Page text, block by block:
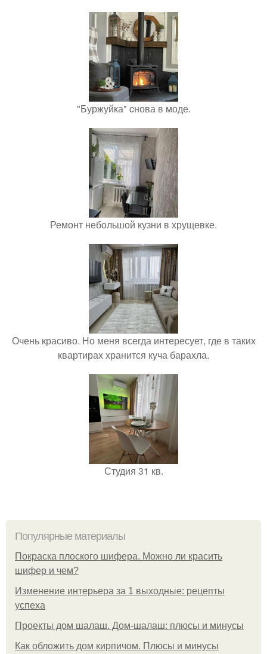
"Буржуйка" cнова в моде.
Ремонт небольшой кузни в хрущевке.
Очень красиво. Но меня всегда интересует, где в таких
квартирах хранится куча барахла.
Студия 31 кв.
Популярные материалы
Покраска плоского шифера. Можно ли красить
шифер и чем?
Изменение интерьера за 1 выходные: рецепты
успеха
Проекты дом шалаш. Дом-шалаш: плюсы и минусы
Как обложить дом кирпичом. Плюсы и минусы